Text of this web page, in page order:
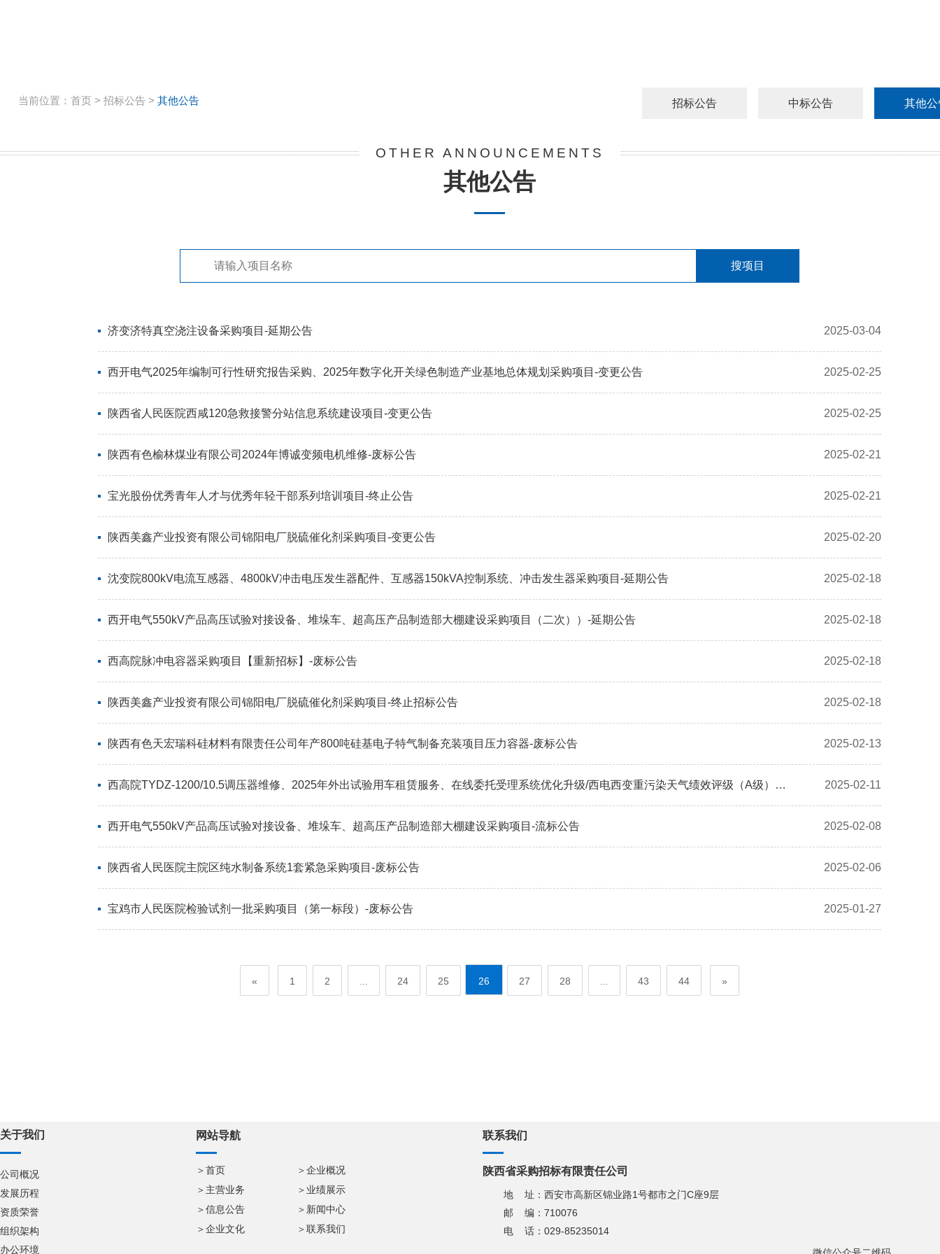
招标公告 中标公告 其他公
当前位置： 首页 > 招标公告 > 其他公告
OTHER ANNOUNCEMENTS
其他公告
搜项目
济变济特真空浇注设备采购项目-延期公告 2025-03-04
西开电气2025年编制可行性研究报告采购、2025年数字化开关绿色制造产业基地总体规划采购项目-变更公告 2025-02-25
陕西省人民医院西咸120急救接警分站信息系统建设项目-变更公告 2025-02-25
陕西有色榆林煤业有限公司2024年博诚变频电机维修-废标公告 2025-02-21
宝光股份优秀青年人才与优秀年轻干部系列培训项目-终止公告 2025-02-21
陕西美鑫产业投资有限公司锦阳电厂脱硫催化剂采购项目-变更公告 2025-02-20
沈变院800kV电流互感器、4800kV冲击电压发生器配件、互感器150kVA控制系统、冲击发生器采购项目-延期公告 2025-02-18
西开电气550kV产品高压试验对接设备、堆垛车、超高压产品制造部大棚建设采购项目（二次））-延期公告 2025-02-18
西高院脉冲电容器采购项目【重新招标】-废标公告 2025-02-18
陕西美鑫产业投资有限公司锦阳电厂脱硫催化剂采购项目-终止招标公告 2025-02-18
陕西有色天宏瑞科硅材料有限责任公司年产800吨硅基电子特气制备充装项目压力容器-废标公告 2025-02-13
西高院TYDZ-1200/10.5调压器维修、2025年外出试验用车租赁服务、在线委托受理系统优化升级/西电西变重污染天气绩效评级（A级）申报/西开有限X射线无损测厚仪采购项目-延期公告 2025-02-11
西开电气550kV产品高压试验对接设备、堆垛车、超高压产品制造部大棚建设采购项目-流标公告 2025-02-08
陕西省人民医院主院区纯水制备系统1套紧急采购项目-废标公告 2025-02-06
宝鸡市人民医院检验试剂一批采购项目（第一标段）-废标公告 2025-01-27
« 1 2 24 25 26 27 28 43 44 »
关于我们
公司概况
发展历程
资质荣誉
组织架构
办公环境
网站导航
＞首页
＞企业概况
＞主营业务
＞业绩展示
＞信息公告
＞新闻中心
＞企业文化
＞联系我们
联系我们
陕西省采购招标有限责任公司
地 址：西安市高新区锦业路1号都市之门C座9层
邮 编：710076
电 话：029-85235014